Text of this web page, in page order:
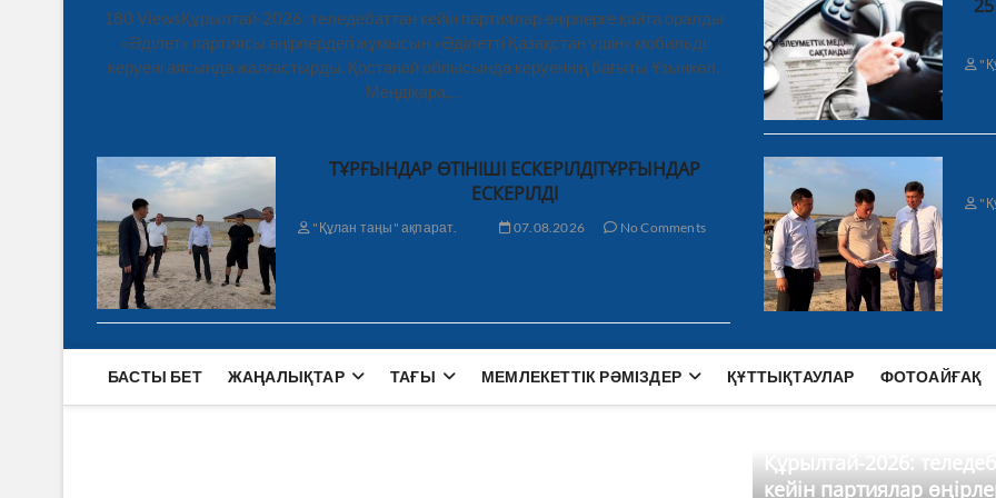
180 ViewsҚұрылтай-2026: теледебаттан кейін партиялар өңірлерге қайта оралды
«Әділет» партиясы өңірлердегі жұмысын «Әділетті Қазақстан үшін» мобильді
керуені аясында жалғастырды. Қостанай облысында керуеннің бағыты Ұзынкөл,
Меңдіқара,…
ТҰРҒЫНДАР ӨТІНІШІ ЕСКЕРІЛДІТҰРҒЫНДАР
ЕСКЕРІЛДІ
"Құлан таңы" ақпарат. 07.08.2026 No Comments
БАСТЫ БЕТ ЖАҢАЛЫҚТАР ТАҒЫ МЕМЛЕКЕТТІК РӘМІЗДЕР ҚҰТТЫҚТАУЛАР ФОТОАЙҒАҚ
Құрылтай-2026:
кейін партиялар